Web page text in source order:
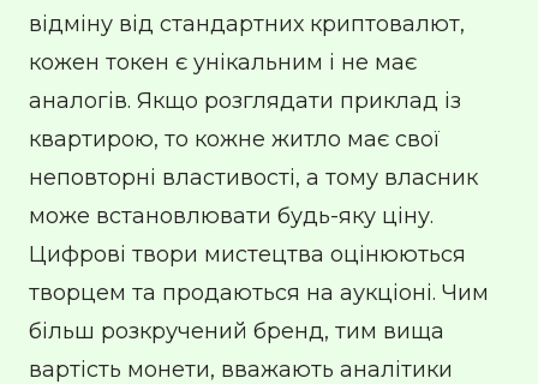
відміну від стандартних криптовалют,
кожен токен є унікальним і не має
аналогів. Якщо розглядати приклад із
квартирою, то кожне житло має свої
неповторні властивості, а тому власник
може встановлювати будь-яку ціну.
Цифрові твори мистецтва оцінюються
творцем та продаються на аукціоні. Чим
більш розкручений бренд, тим вища
вартість монети, вважають аналітики